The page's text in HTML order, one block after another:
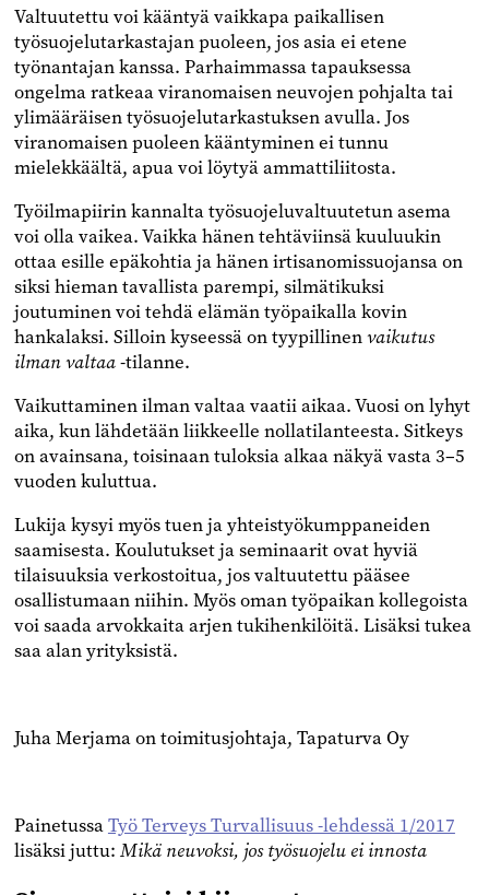
Valtuutettu voi kääntyä vaikkapa paikallisen
työsuojelutarkastajan puoleen, jos asia ei etene
työnantajan kanssa. Parhaimmassa tapauksessa
ongelma ratkeaa viranomaisen neuvojen pohjalta tai
ylimääräisen työsuojelutarkastuksen avulla. Jos
viranomaisen puoleen kääntyminen ei tunnu
mielekkäältä, apua voi löytyä ammattiliitosta.
Työilmapiirin kannalta työsuojeluvaltuutetun asema
voi olla vaikea. Vaikka hänen tehtäviinsä kuuluukin
ottaa esille epäkohtia ja hänen irtisanomissuojansa on
siksi hieman tavallista parempi, silmätikuksi
joutuminen voi tehdä elämän työpaikalla kovin
hankalaksi. Silloin kyseessä on tyypillinenvaikutus
ilman valtaa-tilanne.
Vaikuttaminen ilman valtaa vaatii aikaa. Vuosi on lyhyt
aika, kun lähdetään liikkeelle nollatilanteesta. Sitkeys
on avainsana, toisinaan tuloksia alkaa näkyä vasta 3–5
vuoden kuluttua.
Lukija kysyi myös tuen ja yhteistyökumppaneiden
saamisesta. Koulutukset ja seminaarit ovat hyviä
tilaisuuksia verkostoitua, jos valtuutettu pääsee
osallistumaan niihin. Myös oman työpaikan kollegoista
voi saada arvokkaita arjen tukihenkilöitä. Lisäksi tukea
saa alan yrityksistä.
Juha Merjama on toimitusjohtaja, Tapaturva Oy
PainetussaTyö Terveys Turvallisuus -lehdessä 1/2017
lisäksi juttu: Mikä neuvoksi, jos työsuojelu ei innosta